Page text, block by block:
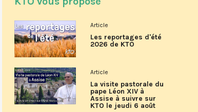
Article
Les reportages d'été
2026 de KTO
Article
La visite pastorale du
pape Léon XIV à
Assise à suivre sur
KTO le jeudi 6 août